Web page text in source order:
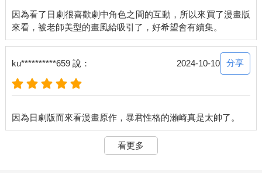
因為看了日劇很喜歡劇中角色之間的互動，所以來買了漫畫版
ku**********659 說： 2024-10-10 分享
看更多